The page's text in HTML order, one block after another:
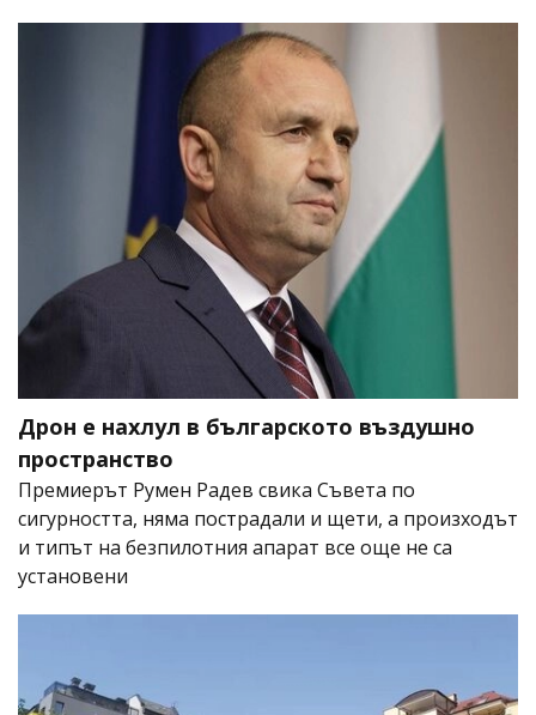
Дрон е нахлул в българското въздушно
пространство
Премиерът Румен Радев свика Съвета по
сигурността, няма пострадали и щети, а произходът
и типът на безпилотния апарат все още не са
установени